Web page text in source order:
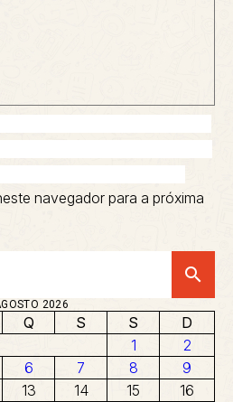
navegador para a próxima
search
2026
Q S S
D
1
2
6 7 8
9
13 14 15
16